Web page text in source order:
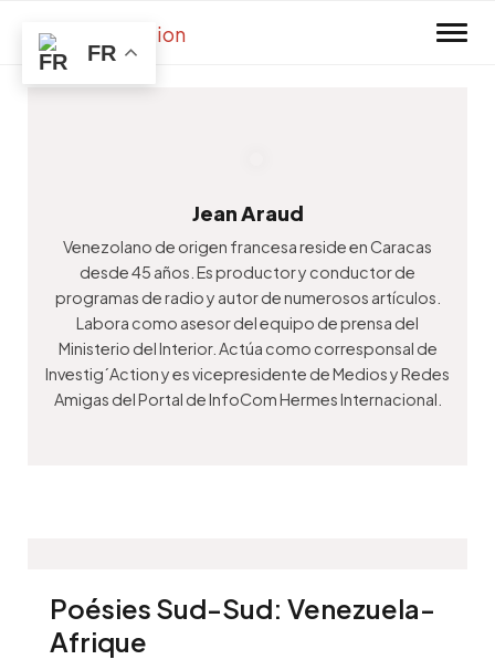
Jean Araud
Venezolano de origen francesa reside en Caracas
desde 45 años. Es productor y conductor de
programas de radio y autor de numerosos artículos.
Labora como asesor del equipo de prensa del
Ministerio del Interior. Actúa como corresponsal de
Investig´Action y es vicepresidente de Medios y Redes
Amigas del Portal de InfoCom Hermes Internacional.
Poésies Sud-Sud: Venezuela-
Afrique
FR